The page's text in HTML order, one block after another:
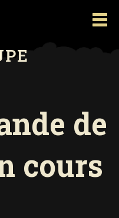
de
cours